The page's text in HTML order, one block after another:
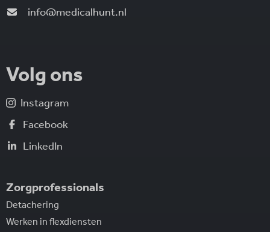
info@medicalhunt.nl
Volg ons
Instagram
Facebook
LinkedIn
Zorgprofessionals
Detachering
Werken in flexdiensten